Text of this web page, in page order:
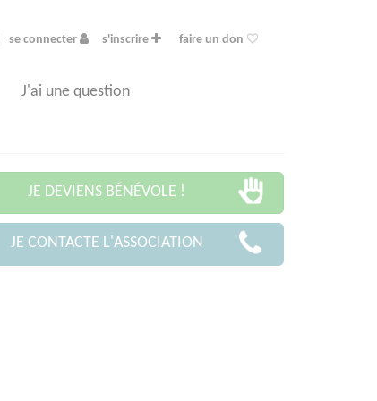
se connecter s'inscrire faire un don
J'ai une question
JE DEVIENS BÉNÉVOLE !
JE CONTACTE L'ASSOCIATION